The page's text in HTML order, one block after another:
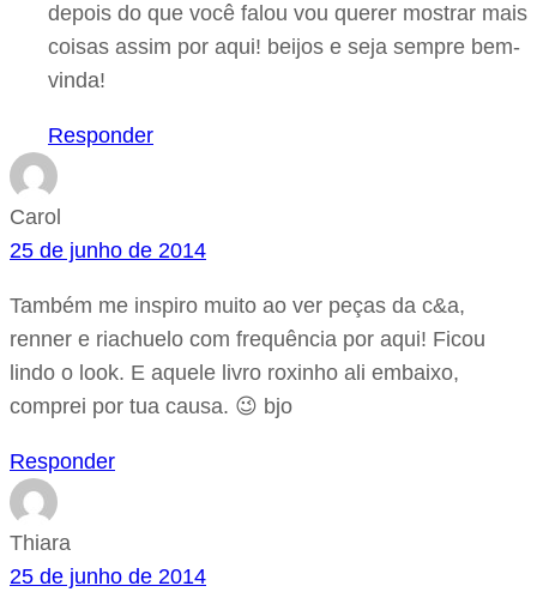
depois do que você falou vou querer mostrar mais
coisas assim por aqui! beijos e seja sempre bem-
vinda!
Responder
Carol
25 de junho de 2014
Também me inspiro muito ao ver peças da c&a,
renner e riachuelo com frequência por aqui! Ficou
lindo o look. E aquele livro roxinho ali embaixo,
comprei por tua causa. 😉 bjo
Responder
Thiara
25 de junho de 2014